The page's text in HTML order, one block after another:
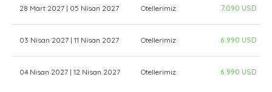
28 Mart 2027 | 05 Nisan 2027 Otellerimiz 7.090 USD
03 Nisan 2027 | 11 Nisan 2027 Otellerimiz 6.990 USD
04 Nisan 2027 | 12 Nisan 2027 Otellerimiz 6.990 USD